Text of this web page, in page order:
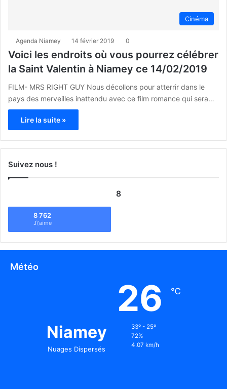
Cinéma
Agenda Niamey 14 février 2019 0
Voici les endroits où vous pourrez célébrer
la Saint Valentin à Niamey ce 14/02/2019
FILM- MRS RIGHT GUY Nous décollons pour atterrir dans le
pays des merveilles inattendu avec ce film romance qui sera…
Lire la suite »
Suivez nous !
8
8 762
J\'aime
Météo
Niamey
Nuages Dispersés
26 ℃
33º - 25º
72%
4.07 km/h